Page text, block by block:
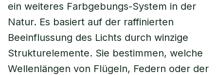
ein weiteres Farbgebungs-System in der
Natur. Es basiert auf der raffinierten
Beeinflussung des Lichts durch winzige
Strukturelemente. Sie bestimmen, welche
Wellenlängen von Flügeln, Federn oder der